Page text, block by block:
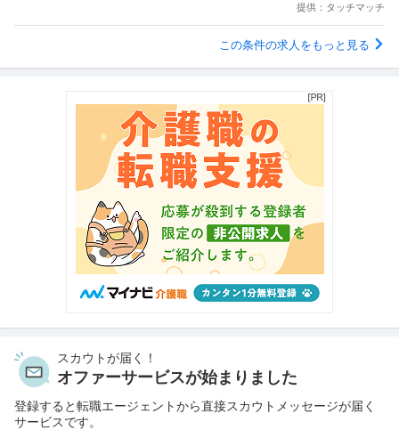
提供：タッチマッチ
この条件の求人をもっと見る
スカウトが届く！
オファーサービスが始まりました
登録すると転職エージェントから直接スカウトメッセージが届く
サービスです。